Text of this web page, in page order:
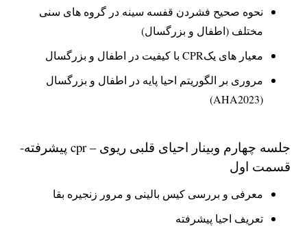
نحوه صحیح فشردن قفسه سینه در گروه های سنی
مختلف (اطفال و بزرگسال)
معیار های یکCPR با کیفیت در اطفال و بزرگسال
مروری بر الگوریتم احیا پایه در اطفال و بزرگسال
(AHA2023)
جلسه چهارم وبینار احیای قلبی ریوی – cpr پیشرفته-
قسمت اول
معرفی و بررسی کیس بالینی و مرور زنجیره بقا
تعریف احیا پیشرفته